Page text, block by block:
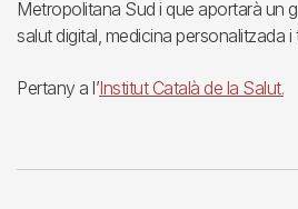
Metropolitana Sud i que aportarà un
salut digital, medicina personalitzada i
Pertany a l’Institut Català de la Salut.